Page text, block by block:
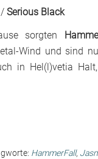
/ Serious Black
sorgten
Wind und sind
in Hel(l)vetia
HammerFall,